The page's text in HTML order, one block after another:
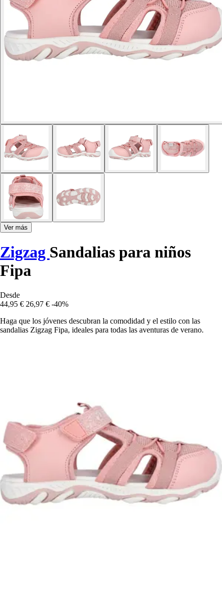
Ver más
Zigzag Sandalias para niños
Fipa
Desde
44,95 € 26,97 € -40%
Haga que los jóvenes descubran la comodidad y el estilo con las
sandalias Zigzag Fipa, ideales para todas las aventuras de verano.